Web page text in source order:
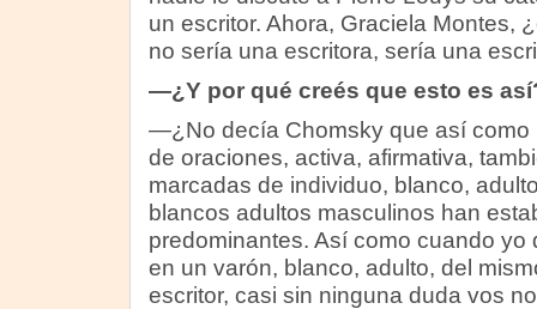
un escritor. Ahora, Graciela Montes,
no sería una escritora, sería una
—¿Y por qué creés que esto es
—¿No decía Chomsky que así como
de oraciones, activa, afirmativa,
marcadas de individuo, blanco,
blancos adultos masculinos han
predominantes. Así como cuando yo
en un varón, blanco, adulto, del
escritor, casi sin ninguna duda vos